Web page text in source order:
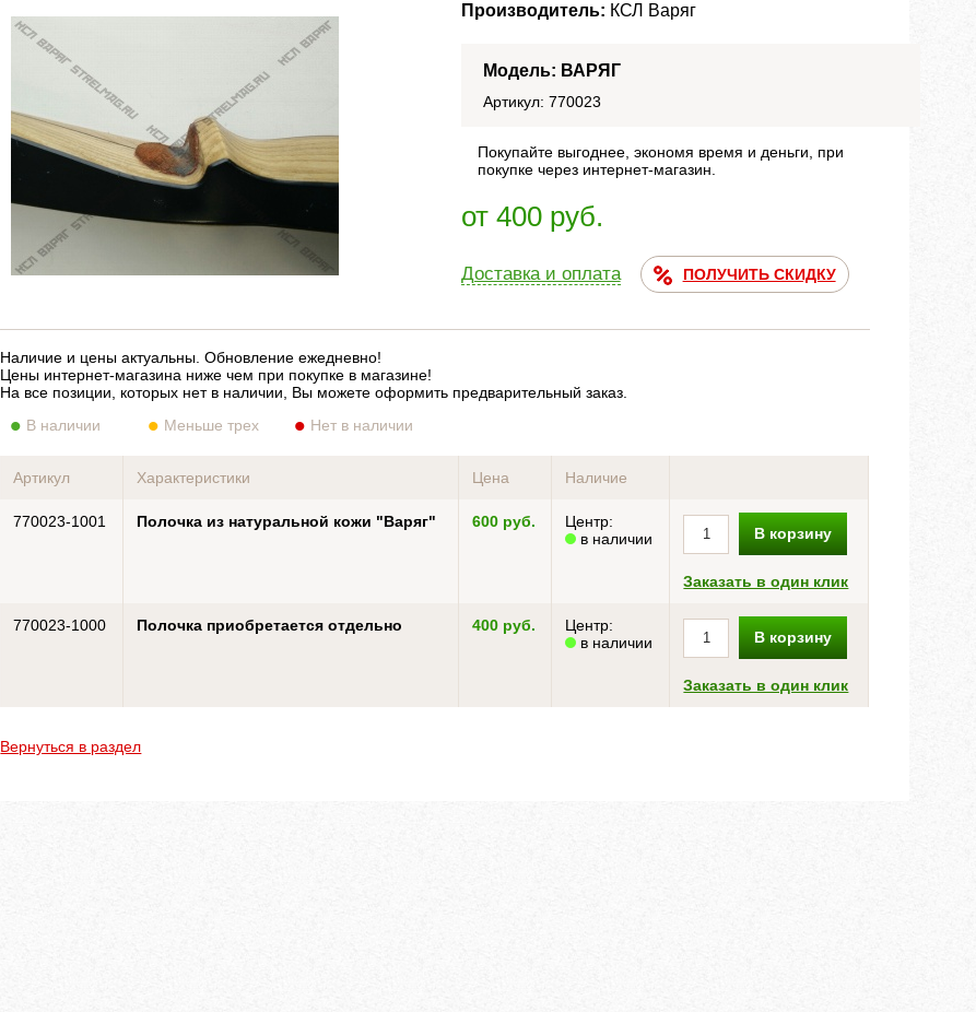
Производитель: КСЛ Варяг
Модель: ВАРЯГ
Артикул: 770023
Покупайте выгоднее, экономя время и деньги, при
покупке через интернет-магазин.
от 400 руб.
Доставка и оплата ПОЛУЧИТЬ СКИДКУ
Наличие и цены актуальны. Обновление ежедневно!
Цены интернет-магазина ниже чем при покупке в магазине!
На все позиции, которых нет в наличии, Вы можете оформить предварительный заказ.
В наличии
Меньше трех Нет в наличии
Артикул Характеристики Цена Наличие
770023-1001 Полочка из натуральной кожи "Варяг" 600 руб.
Центр:
в наличии
В корзину
Заказать в один клик
770023-1000 Полочка приобретается отдельно 400 руб.
Центр:
в наличии
В корзину
Заказать в один клик
Вернуться в раздел